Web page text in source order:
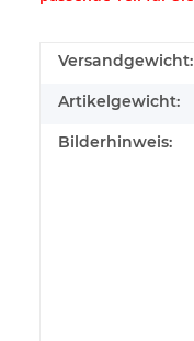
Versandgewicht:
Artikelgewicht:
Bilderhinweis: